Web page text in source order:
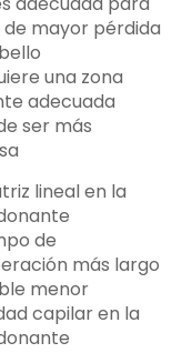
de mayor pérdida
una zona
adecuada
ser más
lineal en la
de
más largo
menor
capilar en la